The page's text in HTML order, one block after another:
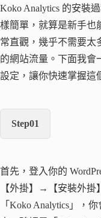
Koko Analytics 的安裝
樣簡單，就算是新手也
常直觀，幾乎不需要太
的網站流量。下面我會
設定，讓你快速掌握這
Step01
首先，登入你的
【外掛】→【安裝外掛
「Koko Analytics」，